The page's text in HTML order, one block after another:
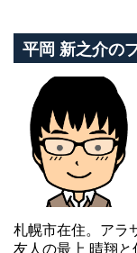
平岡 新之介の
札幌市在住。アラ
友人の最上 晴翔